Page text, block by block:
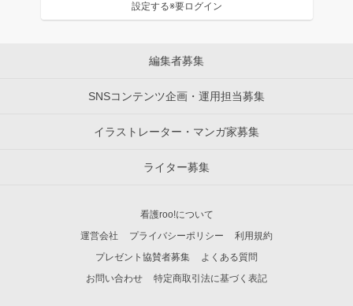
設定する※要ログイン
編集者募集
SNSコンテンツ企画・運用担当募集
イラストレーター・マンガ家募集
ライター募集
看護roo!について
運営会社
プライバシーポリシー
利用規約
プレゼント協賛者募集
よくある質問
お問い合わせ
特定商取引法に基づく表記